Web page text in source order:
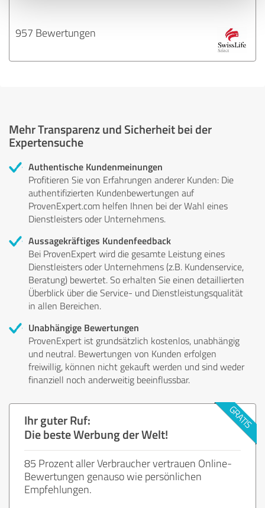
957 Bewertungen
Mehr Transparenz und Sicherheit bei der
Expertensuche
Authentische Kundenmeinungen
Profitieren Sie von Erfahrungen anderer Kunden: Die
authentifizierten Kundenbewertungen auf
ProvenExpert.com helfen Ihnen bei der Wahl eines
Dienstleisters oder Unternehmens.
Aussagekräftiges Kundenfeedback
Bei ProvenExpert wird die gesamte Leistung eines
Dienstleisters oder Unternehmens (z.B. Kundenservice,
Beratung) bewertet. So erhalten Sie einen detaillierten
Überblick über die Service- und Dienstleistungsqualität
in allen Bereichen.
Unabhängige Bewertungen
ProvenExpert ist grundsätzlich kostenlos, unabhängig
und neutral. Bewertungen von Kunden erfolgen
freiwillig, können nicht gekauft werden und sind weder
finanziell noch anderweitig beeinflussbar.
Ihr guter Ruf:
Die beste Werbung der Welt!
85 Prozent aller Verbraucher vertrauen Online-
Bewertungen genauso wie persönlichen
Empfehlungen.